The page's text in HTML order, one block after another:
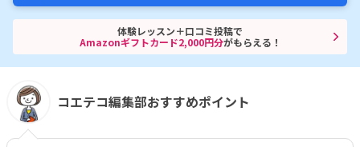
体験レッスン＋口コミ投稿で
Amazonギフトカード2,000円分がもらえる！
コエテコ編集部おすすめポイント